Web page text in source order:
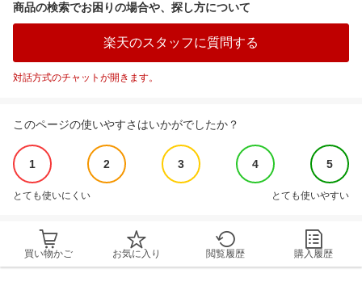
商品の検索でお困りの場合や、探し方について
楽天のスタッフに質問する
対話方式のチャットが開きます。
このページの使いやすさはいかがでしたか？
1 2 3 4 5
とても使いにくい とても使いやすい
買い物かご お気に入り 閲覧履歴 購入履歴